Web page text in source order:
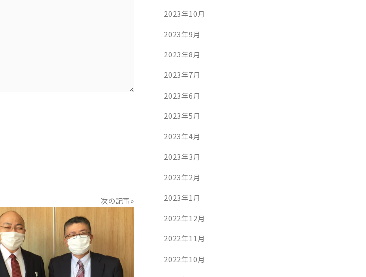
次の記事»
READ MORE
2023年10月
2023年9月
2023年8月
2023年7月
2023年6月
2023年5月
2023年4月
2023年3月
2023年2月
2023年1月
2022年12月
2022年11月
2022年10月